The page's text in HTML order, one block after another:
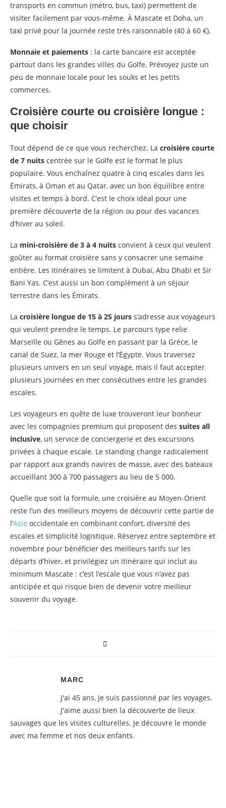
transports en commun (métro, bus, taxi) permettent de
visiter facilement par vous-même. À Mascate et Doha, un
taxi privé pour la journée reste très raisonnable (40 à 60 €).
Monnaie et paiements : la carte bancaire est acceptée
partout dans les grandes villes du Golfe. Prévoyez juste un
peu de monnaie locale pour les souks et les petits
commerces.
Croisière courte ou croisière longue :
que choisir
Tout dépend de ce que vous recherchez. La croisière courte
de 7 nuits centrée sur le Golfe est le format le plus
populaire. Vous enchaînez quatre à cinq escales dans les
Émirats, à Oman et au Qatar, avec un bon équilibre entre
visites et temps à bord. C’est le choix idéal pour une
première découverte de la région ou pour des vacances
d’hiver au soleil.
La mini-croisière de 3 à 4 nuits convient à ceux qui veulent
goûter au format croisière sans y consacrer une semaine
entière. Les itinéraires se limitent à Dubaï, Abu Dhabi et Sir
Bani Yas. C’est aussi un bon complément à un séjour
terrestre dans les Émirats.
La croisière longue de 15 à 25 jours s’adresse aux voyageurs
qui veulent prendre le temps. Le parcours type relie
Marseille ou Gênes au Golfe en passant par la Grèce, le
canal de Suez, la mer Rouge et l’Égypte. Vous traversez
plusieurs univers en un seul voyage, mais il faut accepter
plusieurs journées en mer consécutives entre les grandes
escales.
Les voyageurs en quête de luxe trouveront leur bonheur
avec les compagnies premium qui proposent des suites all
inclusive, un service de conciergerie et des excursions
privées à chaque escale. Le standing change radicalement
par rapport aux grands navires de masse, avec des bateaux
accueillant 300 à 700 passagers au lieu de 5 000.
Quelle que soit la formule, une croisière au Moyen-Orient
reste l’un des meilleurs moyens de découvrir cette partie de
l’Asie occidentale en combinant confort, diversité des
escales et simplicité logistique. Réservez entre septembre et
novembre pour bénéficier des meilleurs tarifs sur les
départs d’hiver, et privilégiez un itinéraire qui inclut au
minimum Mascate : c’est l’escale que vous n’avez pas
anticipée et qui risque bien de devenir votre meilleur
souvenir du voyage.
MARC
J'ai 45 ans, je suis passionné par les voyages.
J'aime aussi bien la découverte de lieux
sauvages que les visites culturelles. Je découvre le monde
avec ma femme et nos deux enfants.